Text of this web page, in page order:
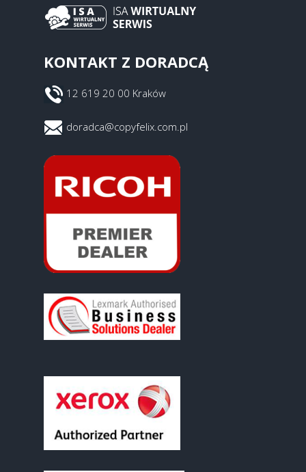
KONTAKT Z DORADCĄ
12 619 20 00 Kraków
doradca@copyfelix.com.pl